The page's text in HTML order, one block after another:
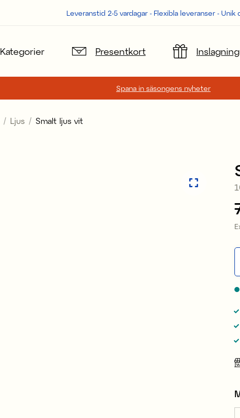
Leveranstid 2-5 vardagar - Flexibla leveranser - Unik
Kategorier Presentkort Inslagning
Spana in säsongens nyheter
Ljus Smalt ljus vit